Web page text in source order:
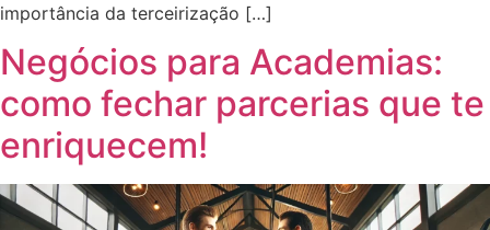
importância da terceirização […]
Negócios para Academias:
como fechar parcerias que te
enriquecem!